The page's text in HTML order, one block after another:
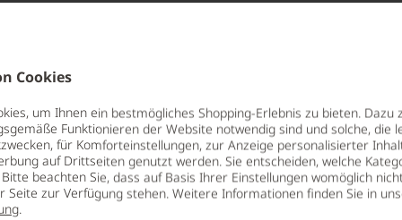
Cookies
um Ihnen ein bestmögliches Shopping-Erlebnis zu bieten. Dazu
Funktionieren der Website notwendig sind und solche, die
für Komforteinstellungen, zur Anzeige personalisierter
auf Drittseiten genutzt werden. Sie entscheiden, welche
beachten Sie, dass auf Basis Ihrer Einstellungen womöglich
Seite zur Verfügung stehen. Weitere Informationen finden Sie in
.
der einem Raketenstart
so viel Furore gesorgt wie Von
Dabei ist Von Winning keine